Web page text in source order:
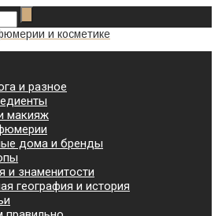
и косметике
и разное
макияж
дома и бренды
и знаменитости
география и история